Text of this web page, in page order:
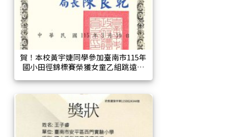
賀！本校黃宇婕同學參加臺南市115年
國小田徑錦標賽榮獲女童乙組跳遠第